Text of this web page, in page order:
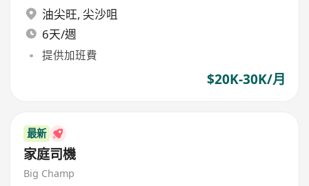
油尖旺, 尖沙咀
6天/週
提供加班費
$20K-30K/月
最新
家庭司機
Big Champ